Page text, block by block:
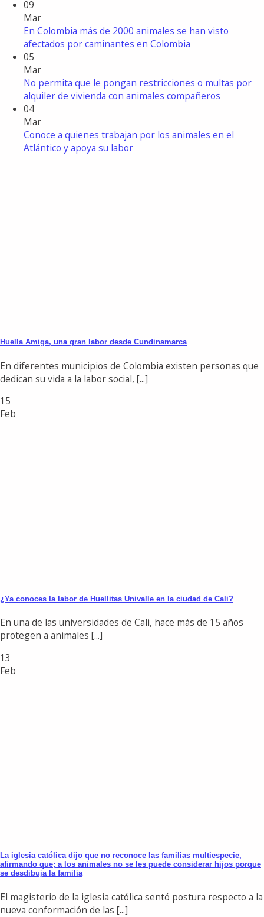
09
Mar
En Colombia más de 2000 animales se han visto
afectados por caminantes en Colombia
05
Mar
No permita que le pongan restricciones o multas por
alquiler de vivienda con animales compañeros
04
Mar
Conoce a quienes trabajan por los animales en el
Atlántico y apoya su labor
Huella Amiga, una gran labor desde Cundinamarca
En diferentes municipios de Colombia existen personas que
dedican su vida a la labor social, [...]
15
Feb
¿Ya conoces la labor de Huellitas Univalle en la ciudad de Cali?
En una de las universidades de Cali, hace más de 15 años
protegen a animales [...]
13
Feb
La iglesia católica dijo que no reconoce las familias multiespecie,
afirmando que; a los animales no se les puede considerar hijos porque
se desdibuja la familia
El magisterio de la iglesia católica sentó postura respecto a la
nueva conformación de las [...]